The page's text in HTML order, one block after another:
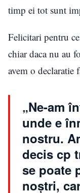
timp ei tot sunt
Felicitari pentru
chiar daca nu au
avem o declaratie
„Ne-am
unde e
nostru.
decis cp
se poate
noştri,